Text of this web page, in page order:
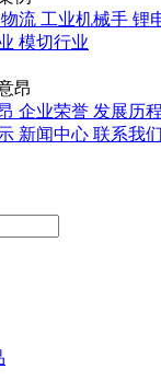
物流 工业机械手 锂
模切行业
企业荣誉 发展历程
新闻中心 联系我们